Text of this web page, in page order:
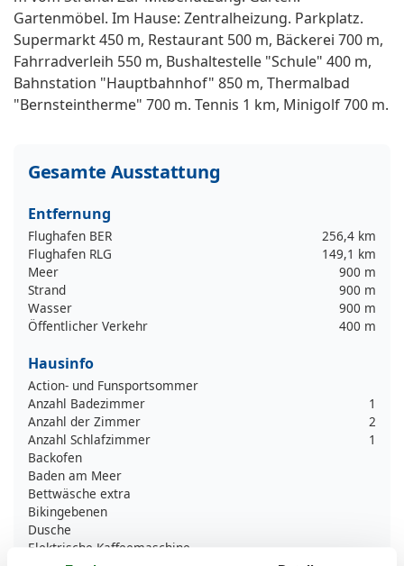
Gartenmöbel. Im Hause: Zentralheizung. Parkplatz.
Supermarkt 450 m, Restaurant 500 m, Bäckerei 700 m,
Fahrradverleih 550 m, Bushaltestelle "Schule" 400 m,
Bahnstation "Hauptbahnhof" 850 m, Thermalbad
"Bernsteintherme" 700 m. Tennis 1 km, Minigolf 700 m.
Gesamte Ausstattung
Entfernung
Flughafen BER
256,4 km
Flughafen RLG
149,1 km
Meer
900 m
Strand
900 m
Wasser
900 m
Öffentlicher Verkehr
400 m
Hausinfo
Action- und Funsportsommer
Anzahl Badezimmer
1
Anzahl der Zimmer
2
Anzahl Schlafzimmer
1
Backofen
Baden am Meer
Bettwäsche extra
Bikingebenen
Dusche
Elektrische Kaffeemaschine